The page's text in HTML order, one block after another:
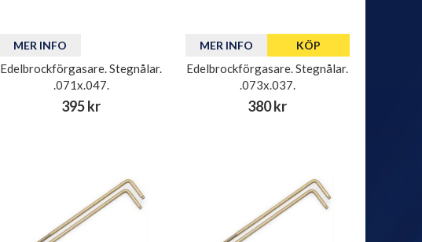
MER INFO
Edelbrockförgasare. Stegnålar.
.071x.047.
395 kr
MER INFO KÖP
Edelbrockförgasare. Stegnålar.
.073x.037.
380 kr